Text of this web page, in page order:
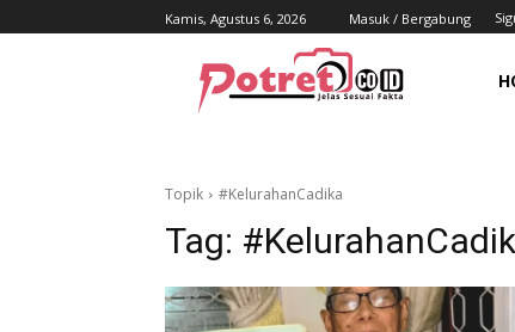
Kamis, Agustus 6, 2026 Masuk / Bergabung
Topik #KelurahanCadika
Tag: